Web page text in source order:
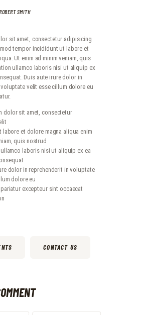
SMITH
sit amet, consectetur adipisicing
tempor incididunt ut labore et
Ut enim ad minim veniam, quis
ullamco laboris nisi ut aliquip ex
Duis aute irure dolor in
velit esse cillum dolore eu
dolor sit amet, consectetur
labore et dolore magna aliqua enim
quis nostrud
laboris nisi ut aliquip ex ea
dolor in reprehenderit in voluptate
dolore eu
excepteur sint occaecat
CONTACT US